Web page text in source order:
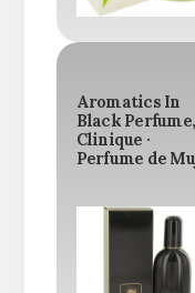
Aromatics In
Black
Clinique ·
Perfume de